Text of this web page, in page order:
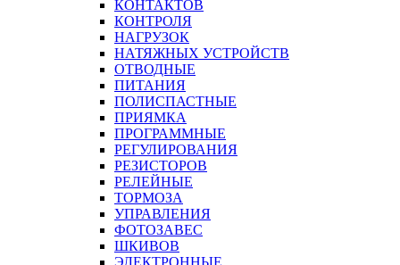
КОНТАКТОВ
КОНТРОЛЯ
НАГРУЗОК
НАТЯЖНЫХ УСТРОЙСТВ
ОТВОДНЫЕ
ПИТАНИЯ
ПОЛИСПАСТНЫЕ
ПРИЯМКА
ПРОГРАММНЫЕ
РЕГУЛИРОВАНИЯ
РЕЗИСТОРОВ
РЕЛЕЙНЫЕ
ТОРМОЗА
УПРАВЛЕНИЯ
ФОТОЗАВЕС
ШКИВОВ
ЭЛЕКТРОННЫЕ